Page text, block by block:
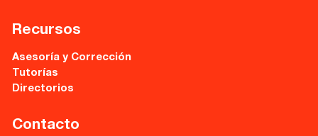
Recursos
Asesoría y Corrección
Tutorías
Directorios
Contacto